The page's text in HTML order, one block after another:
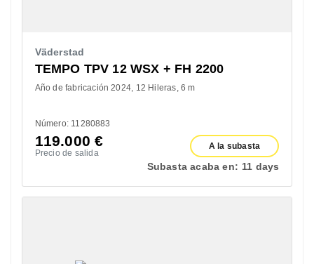
Väderstad
TEMPO TPV 12 WSX + FH 2200
Año de fabricación 2024 12 Hileras 6 m
Número: 11280883
119.000€
Precio de salida
A la subasta
Subasta acaba en: 11 days